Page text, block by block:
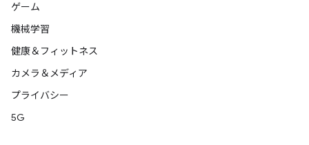
ゲーム
機械学習
健康＆フィットネス
カメラ＆メディア
プライバシー
5G